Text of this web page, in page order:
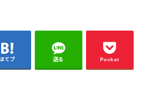
はてブ 送る Pocket